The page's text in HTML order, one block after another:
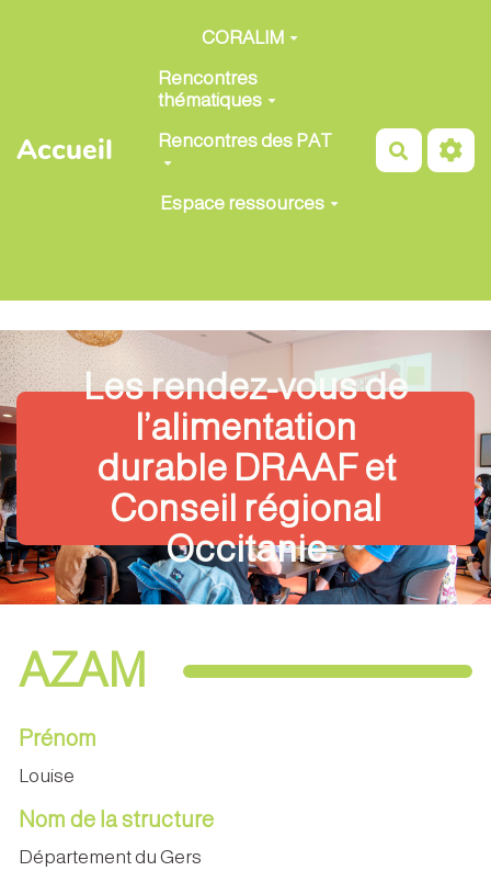
Aller au contenu principal
Accueil
CORALIM
Rencontres
thématiques
Rencontres des PAT
Espace ressources
Les rendez-vous de
l’alimentation
durable DRAAF et
Conseil régional
Occitanie
AZAM
Prénom
Louise
Nom de la structure
Département du Gers